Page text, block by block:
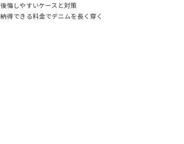
後悔しやすいケースと対策
納得できる料金でデニムを長く穿く